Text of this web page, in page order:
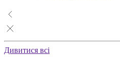
Дивитися всі